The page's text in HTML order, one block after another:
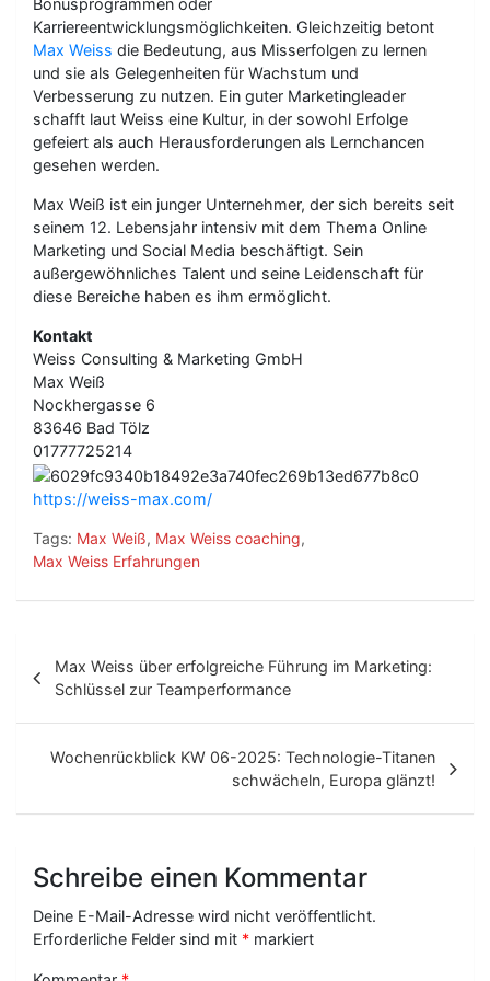
Bonusprogrammen oder
Karriereentwicklungsmöglichkeiten. Gleichzeitig betont
Max Weiss die Bedeutung, aus Misserfolgen zu lernen
und sie als Gelegenheiten für Wachstum und
Verbesserung zu nutzen. Ein guter Marketingleader
schafft laut Weiss eine Kultur, in der sowohl Erfolge
gefeiert als auch Herausforderungen als Lernchancen
gesehen werden.
Max Weiß ist ein junger Unternehmer, der sich bereits seit
seinem 12. Lebensjahr intensiv mit dem Thema Online
Marketing und Social Media beschäftigt. Sein
außergewöhnliches Talent und seine Leidenschaft für
diese Bereiche haben es ihm ermöglicht.
Kontakt
Weiss Consulting & Marketing GmbH
Max Weiß
Nockhergasse 6
83646 Bad Tölz
01777725214
https://weiss-max.com/
Tags: Max Weiß, Max Weiss coaching,
Max Weiss Erfahrungen
e
i
g
Max Weiss über erfolgreiche Führung im Marketing:
Schlüssel zur Teamperformance
Wochenrückblick KW 06-2025: Technologie-Titanen
schwächeln, Europa glänzt!
Schreibe einen Kommentar
Deine E-Mail-Adresse wird nicht veröffentlicht.
Erforderliche Felder sind mit * markiert